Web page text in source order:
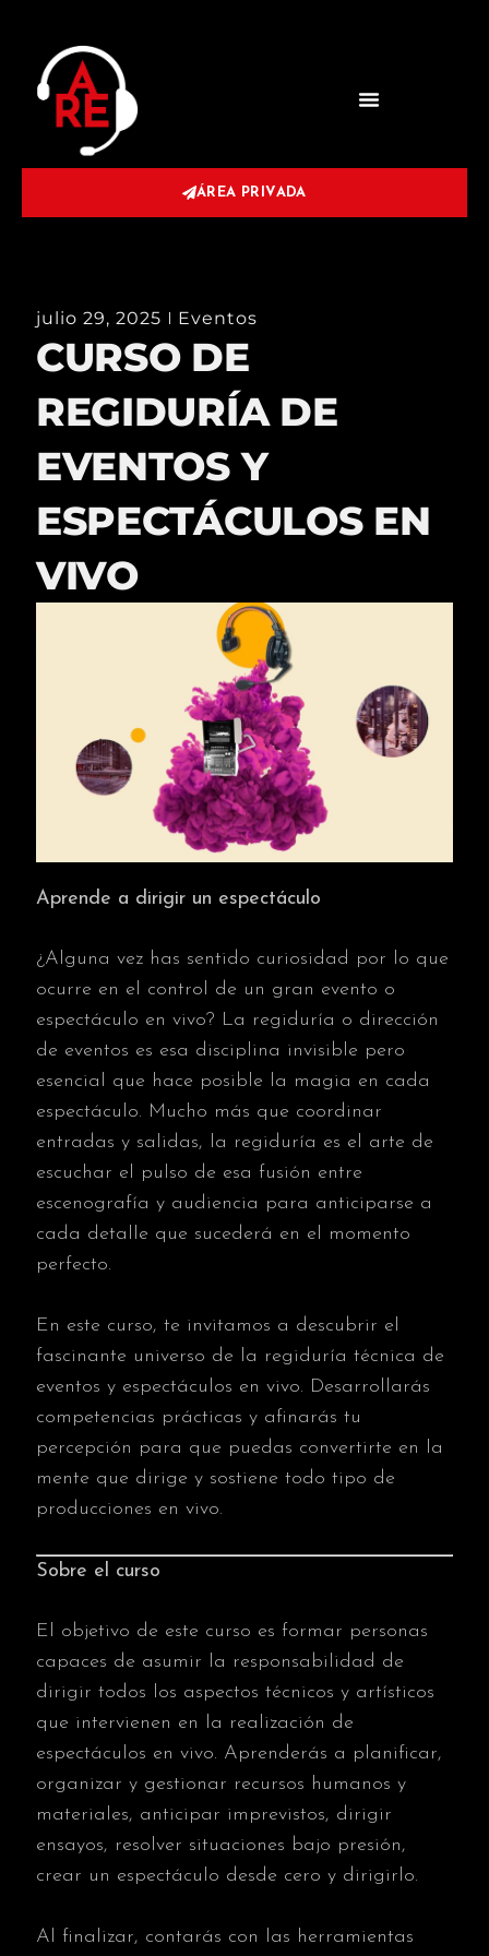
ÁREA PRIVADA
julio 29, 2025 Eventos
CURSO DE
REGIDURÍA DE
EVENTOS Y
ESPECTÁCULOS EN
VIVO
Aprende a dirigir un espectáculo
¿Alguna vez has sentido curiosidad por lo que
ocurre en el control de un gran evento o
espectáculo en vivo? La regiduría o dirección
de eventos es esa disciplina invisible pero
esencial que hace posible la magia en cada
espectáculo. Mucho más que coordinar
entradas y salidas, la regiduría es el arte de
escuchar el pulso de esa fusión entre
escenografía y audiencia para anticiparse a
cada detalle que sucederá en el momento
perfecto.
En este curso, te invitamos a descubrir el
fascinante universo de la regiduría técnica de
eventos y espectáculos en vivo. Desarrollarás
competencias prácticas y afinarás tu
percepción para que puedas convertirte en la
mente que dirige y sostiene todo tipo de
producciones en vivo.
Sobre el curso
El objetivo de este curso es formar personas
capaces de asumir la responsabilidad de
dirigir todos los aspectos técnicos y artísticos
que intervienen en la realización de
espectáculos en vivo. Aprenderás a planificar,
organizar y gestionar recursos humanos y
materiales, anticipar imprevistos, dirigir
ensayos, resolver situaciones bajo presión,
crear un espectáculo desde cero y dirigirlo.
Al finalizar, contarás con las herramientas